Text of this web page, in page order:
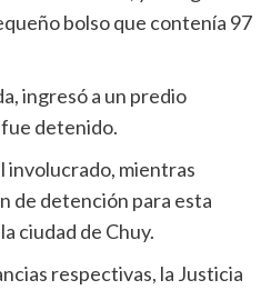
bolso que contenía 97
ingresó a un predio
detenido.
involucrado, mientras
de detención para esta
ciudad de Chuy.
respectivas, la Justicia